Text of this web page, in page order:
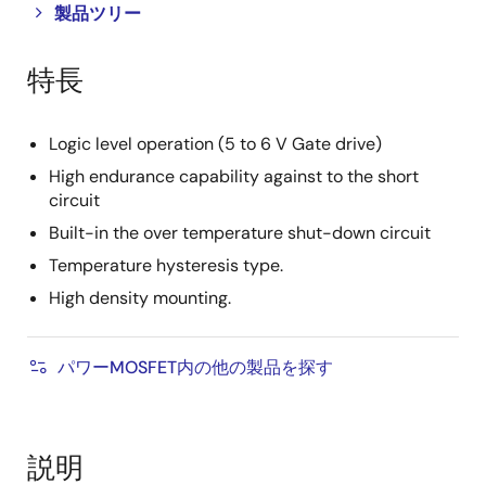
製品ツリー
Close
tree
menu
Open
tree
menu
特長
Logic level operation (5 to 6 V Gate drive)
High endurance capability against to the short
circuit
Built-in the over temperature shut-down circuit
Temperature hysteresis type.
High density mounting.
パワーMOSFET内の他の製品を探す
説明